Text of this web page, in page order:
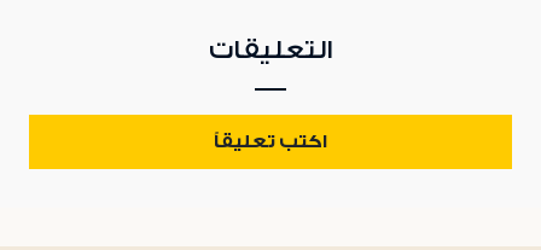
التعليقات
اكتب تعليقاً